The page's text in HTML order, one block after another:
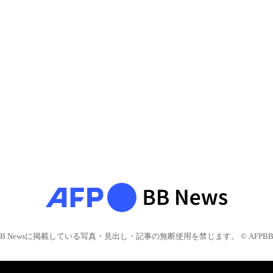
Newsに掲載している写真・見出し・記事の無断使用を禁じます。 © AFPBB